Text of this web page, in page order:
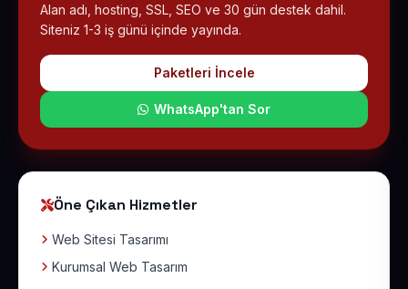
Alan adı, hosting, SSL, SEO ve 30 gün destek dahil.
Siteniz 1-3 iş günü içinde yayında.
Paketleri İncele
WhatsApp'tan Sor
Öne Çıkan Hizmetler
Web Sitesi Tasarımı
Kurumsal Web Tasarım